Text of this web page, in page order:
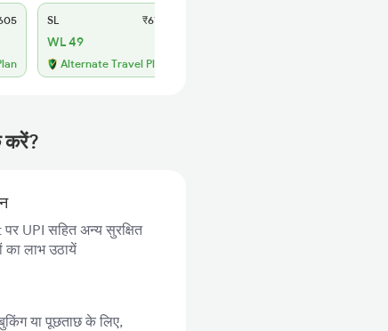
SL ₹670
WL 49
Alternate Travel Plan
करें?
UPI सहित अन्य सुरक्षित
का लाभ उठायें
या पूछताछ के लिए,